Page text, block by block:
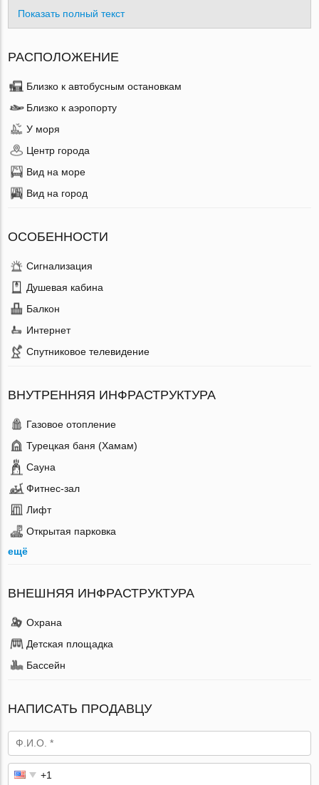
Показать полный текст
РАСПОЛОЖЕНИЕ
Близко к автобусным остановкам
Близко к аэропорту
У моря
Центр города
Вид на море
Вид на город
ОСОБЕННОСТИ
Сигнализация
Душевая кабина
Балкон
Интернет
Спутниковое телевидение
ВНУТРЕННЯЯ ИНФРАСТРУКТУРА
Газовое отопление
Турецкая баня (Хамам)
Сауна
Фитнес-зал
Лифт
Открытая парковка
ещё
ВНЕШНЯЯ ИНФРАСТРУКТУРА
Охрана
Детская площадка
Бассейн
НАПИСАТЬ ПРОДАВЦУ